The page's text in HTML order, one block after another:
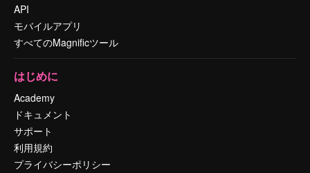
API
モバイルアプリ
すべてのMagnificツール
はじめに
Academy
ドキュメント
サポート
利用規約
プライバシーポリシー